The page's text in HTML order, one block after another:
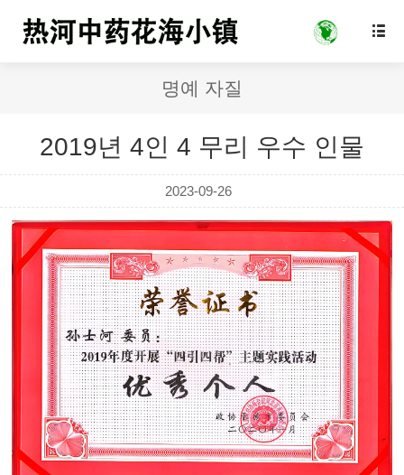

명예 자질
2019년 4인 4 무리 우수 인물
2023-09-26